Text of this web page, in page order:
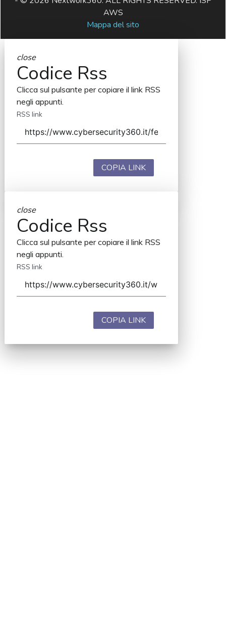
AWS
Mappa del sito
close
Codice Rss
Clicca sul pulsante per copiare il link RSS
negli appunti.
RSS link
COPIA LINK
close
Codice Rss
Clicca sul pulsante per copiare il link RSS
negli appunti.
RSS link
COPIA LINK